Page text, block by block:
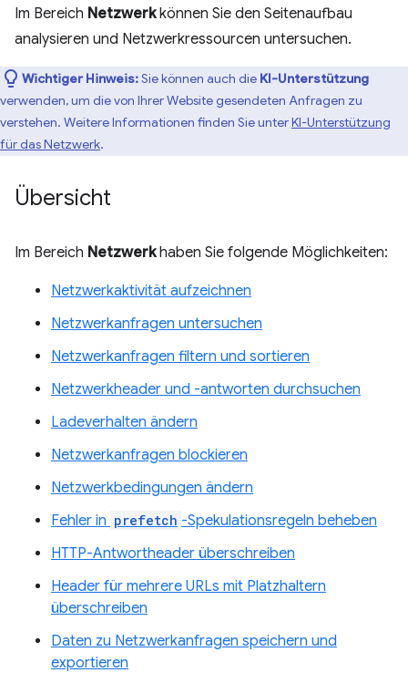
Im Bereich Netzwerkkönnen Sie den Seitenaufbau
analysieren und Netzwerkressourcen untersuchen.
Wichtiger Hinweis:Sie können auch die KI-Unterstützung
verwenden, um die von Ihrer Website gesendeten Anfragen zu
verstehen. Weitere Informationen finden Sie unterKI-Unterstützung
für das Netzwerk.
Übersicht
Im Bereich Netzwerkhaben Sie folgende Möglichkeiten:
Netzwerkaktivität aufzeichnen
Netzwerkanfragen untersuchen
Netzwerkanfragen filtern und sortieren
Netzwerkheader und -antworten durchsuchen
Ladeverhalten ändern
Netzwerkanfragen blockieren
Netzwerkbedingungen ändern
Fehler in prefetch -Spekulationsregeln beheben
HTTP-Antwortheader überschreiben
Header für mehrere URLs mit Platzhaltern
überschreiben
Daten zu Netzwerkanfragen speichern und
exportieren